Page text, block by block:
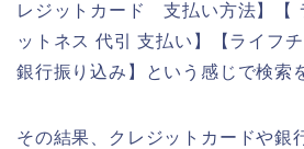
レジットカード 支払い方法】【
ットネス 代引 支払い】【ライフ
銀行振り込み】という感じで検索
その結果、クレジットカードや銀